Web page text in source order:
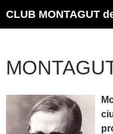
CLUB MONTAGUT